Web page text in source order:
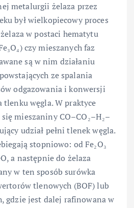
metalurgii żelaza przez
był wielkopiecowy proces
w postaci hematytu
czy mieszanych faz
są w nim działaniu
ze spalania
odgazowania i konwersji
tlenku węgla. W praktyce
mieszaniny CO–CO₂–H₂–
udział pełni tlenek węgla.
stopniowo: od Fe₂O₃
a następnie do żelaza
w ten sposób surówka
tlenowych (BOF) lub
gdzie jest dalej rafinowana w